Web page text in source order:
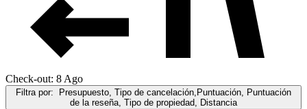
Check-out: 8 Ago
Filtra por:
Presupuesto, Tipo de cancelación,Puntuación, Puntuación
de la reseña, Tipo de propiedad, Distancia